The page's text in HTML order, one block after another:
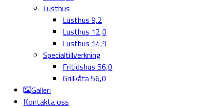
Lusthus
Lusthus 9,2
Lusthus 12,0
Lusthus 14,9
Specialtillverkning
Fritidshus 56,0
Grillkåta 56,0
Galleri
Kontakta oss